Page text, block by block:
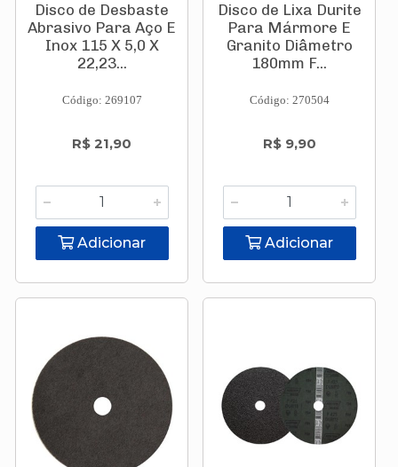
Disco de Desbaste
Abrasivo Para Aço E
Inox 115 X 5,0 X
22,23...
Código: 269107
R$ 21,90
Adicionar
Disco de Lixa Durite
Para Mármore E
Granito Diâmetro
180mm F...
Código: 270504
R$ 9,90
Adicionar